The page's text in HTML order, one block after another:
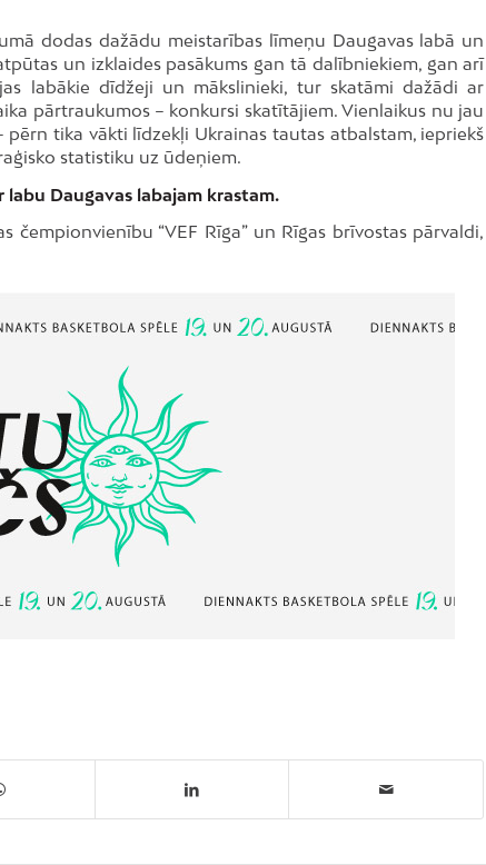
dodas dažādu meistarības līmeņu Daugavas labā un
un izklaides pasākums gan tā dalībniekiem, gan arī
labākie dīdžeji un mākslinieki, tur skatāmi dažādi ar
pārtraukumos – konkursi skatītājiem. Vienlaikus nu jau
pērn tika vākti līdzekļi Ukrainas tautas atbalstam, iepriekš
statistiku uz ūdeņiem.
Daugavas labajam krastam.
čempionvienību “VEF Rīga” un Rīgas brīvostas pārvaldi,